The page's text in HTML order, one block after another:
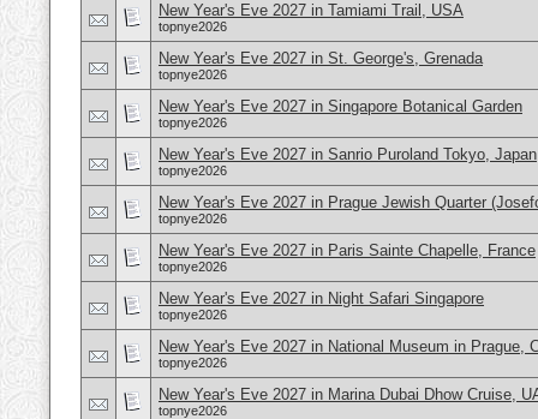
New Year's Eve 2027 in Tamiami Trail, USA
topnye2026
New Year's Eve 2027 in St. George's, Grenada
topnye2026
New Year's Eve 2027 in Singapore Botanical Garden
topnye2026
New Year's Eve 2027 in Sanrio Puroland Tokyo, Japan
topnye2026
New Year's Eve 2027 in Prague Jewish Quarter
topnye2026
New Year's Eve 2027 in Paris Sainte Chapelle, France
topnye2026
New Year's Eve 2027 in Night Safari Singapore
topnye2026
New Year's Eve 2027 in National Museum in Prague,
topnye2026
New Year's Eve 2027 in Marina Dubai Dhow Cruise,
topnye2026